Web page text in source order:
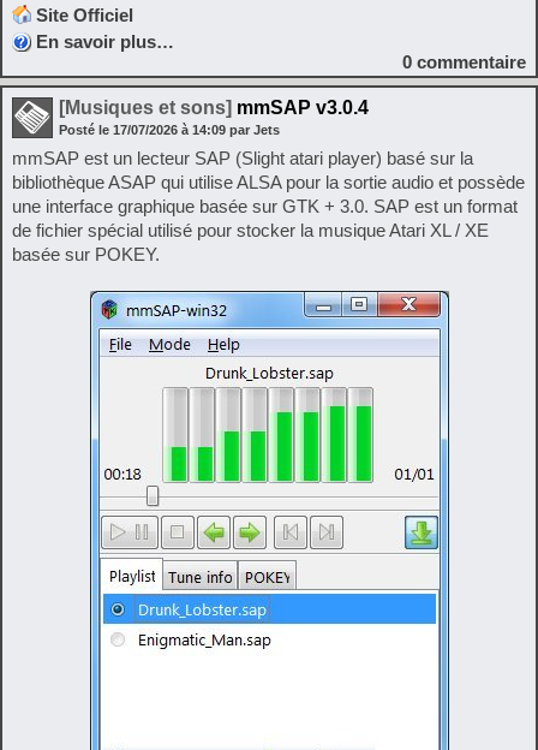
Site Officiel
En savoir plus…
0 commentaire
[Musiques et sons] mmSAP v3.0.4
Posté le 17/07/2026 à 14:09 par Jets
mmSAP est un lecteur SAP (Slight atari player) basé sur la
bibliothèque ASAP qui utilise ALSA pour la sortie audio et possède
une interface graphique basée sur GTK + 3.0. SAP est un format
de fichier spécial utilisé pour stocker la musique Atari XL / XE
basée sur POKEY.